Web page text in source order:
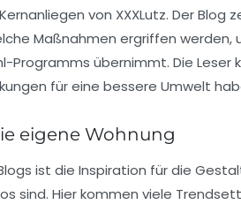
von XXXLutz. Der
Maßnahmen ergriffen werden,
Programms übernimmt. Die
für eine bessere Umwelt
eigene Wohnung
ist die Inspiration für die
sind. Hier kommen viele